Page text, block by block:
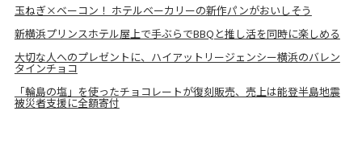
玉ねぎ×ベーコン！ ホテルベーカリーの新作パンがおいしそう
新横浜プリンスホテル屋上で手ぶらでBBQと推し活を同時に楽しめる
大切な人へのプレゼントに、ハイアットリージェンシー横浜のバレン
タインチョコ
「輪島の塩」を使ったチョコレートが復刻販売、売上は能登半島地震
被災者支援に全額寄付